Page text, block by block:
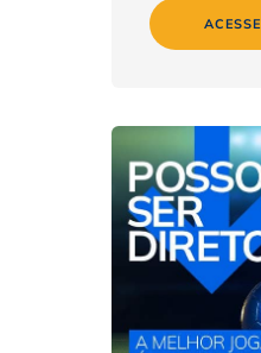
ACESSE